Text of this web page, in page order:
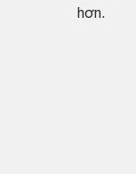
hơn.